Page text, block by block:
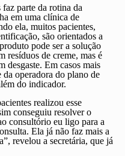
parte da rotina da
em uma clínica de
ela, muitos pacientes,
são orientados a
pode ser a solução
resíduos de creme, mas é
desgaste. Em casos mais
da operadora do plano de
do indicador.
realizou esse
conseguiu resolver o
consultório eu ligo para a
Ela já não faz mais a
revelou a secretária, que já